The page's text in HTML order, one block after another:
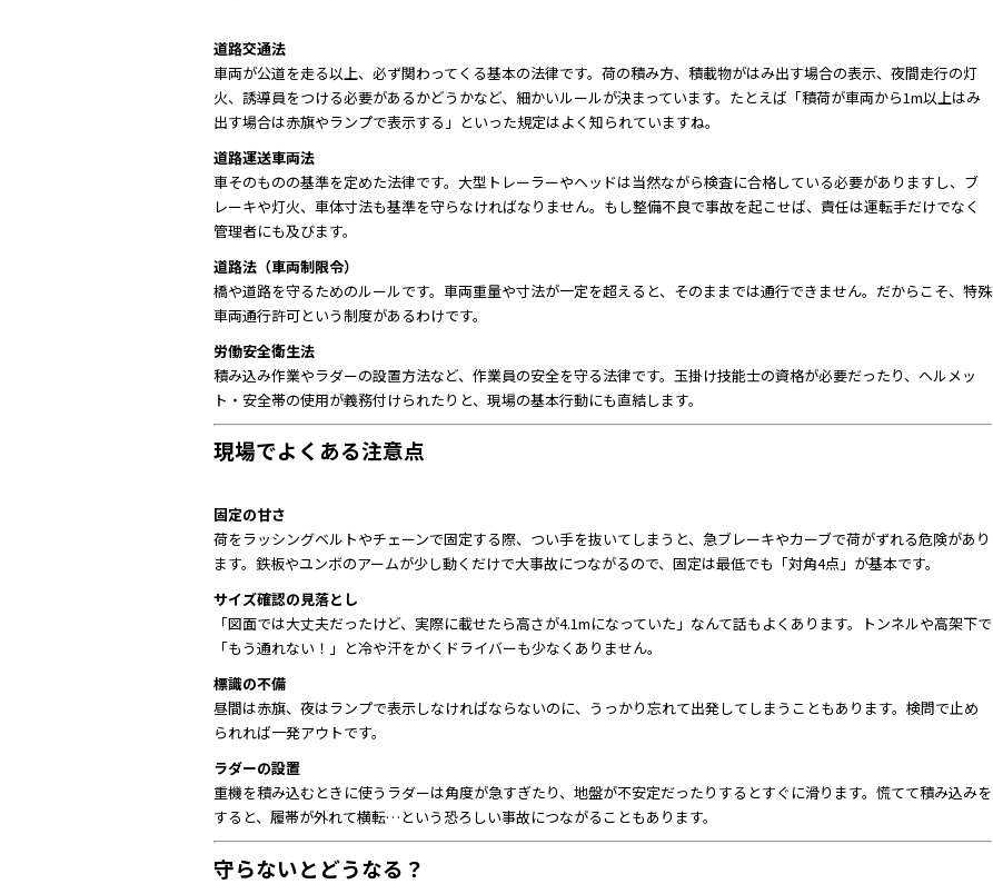
道路交通法
車両が公道を走る以上、必ず関わってくる基本の法律です。荷の積み方、積載物がはみ出す場合の表示、夜間走行の灯
火、誘導員をつける必要があるかどうかなど、細かいルールが決まっています。たとえば「積荷が車両から1m以上はみ
出す場合は赤旗やランプで表示する」といった規定はよく知られていますね。
道路運送車両法
車そのものの基準を定めた法律です。大型トレーラーやヘッドは当然ながら検査に合格している必要がありますし、ブ
レーキや灯火、車体寸法も基準を守らなければなりません。もし整備不良で事故を起こせば、責任は運転手だけでなく
管理者にも及びます。
道路法（車両制限令）
橋や道路を守るためのルールです。車両重量や寸法が一定を超えると、そのままでは通行できません。だからこそ、特殊
車両通行許可という制度があるわけです。
労働安全衛生法
積み込み作業やラダーの設置方法など、作業員の安全を守る法律です。玉掛け技能士の資格が必要だったり、ヘルメッ
ト・安全帯の使用が義務付けられたりと、現場の基本行動にも直結します。
現場でよくある注意点
固定の甘さ
荷をラッシングベルトやチェーンで固定する際、つい手を抜いてしまうと、急ブレーキやカーブで荷がずれる危険があり
ます。鉄板やユンボのアームが少し動くだけで大事故につながるので、固定は最低でも「対角4点」が基本です。
サイズ確認の見落とし
「図面では大丈夫だったけど、実際に載せたら高さが4.1mになっていた」なんて話もよくあります。トンネルや高架下で
「もう通れない！」と冷や汗をかくドライバーも少なくありません。
標識の不備
昼間は赤旗、夜はランプで表示しなければならないのに、うっかり忘れて出発してしまうこともあります。検問で止め
られれば一発アウトです。
ラダーの設置
重機を積み込むときに使うラダーは角度が急すぎたり、地盤が不安定だったりするとすぐに滑ります。慌てて積み込みを
すると、履帯が外れて横転…という恐ろしい事故につながることもあります。
守らないとどうなる？